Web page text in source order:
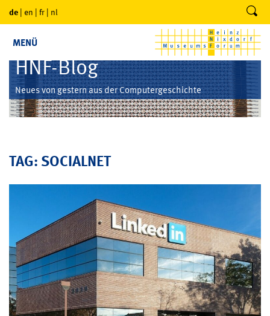
de | en | fr | nl
MENÜ
HNF-Blog
Neues von gestern aus der Computergeschichte
TAG: SOCIALNET